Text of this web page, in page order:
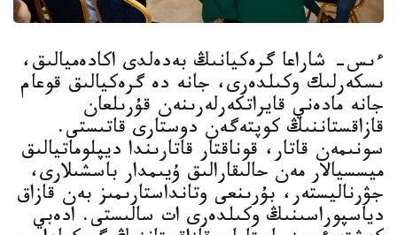
ءىس- شاراعا گرەكيانىڭ بەدەلدى اكادەميالىق،
ىسكەرلىك وكىلدەرى، جانە دە گرەكيالىق قوعام
جانە مادەني قايراتكەرلەرىنەن قۇرىلعان
قازاقستاننىڭ كوپتەگەن دوستارى قاتىستى.
سونىمەن قاتار، قوناقتار قاتارىندا ديپلوماتيالىق
ميسسيالار مەن حالىقارالىق ۇيىمدار باسشىلارى،
جۋرناليستەر، بۇرىنعى وتانداستارىمىز بەن قازاق
دياسپوراسىنىڭ وكىلدەرى ات سالىستى. ادەبي